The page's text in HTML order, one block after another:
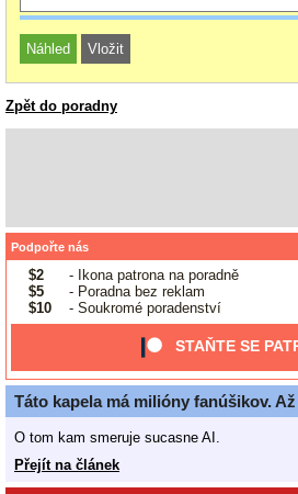
Zpět do poradny
Podpořte nás
$2
- Ikona patrona na poradně
$5
- Poradna bez reklam
$10
- Soukromé poradenství
STAŇTE SE
Táto kapela má milióny fanúšikov.
O tom kam smeruje sucasne AI.
Přejít na článek